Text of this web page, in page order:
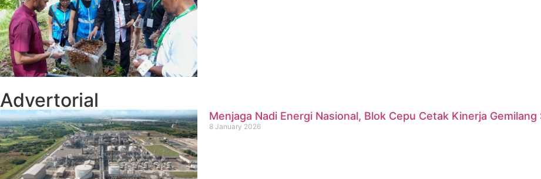
Advertorial
Menjaga Nadi Energi Nasional, Blok Cepu Cetak Kinerja
8 January 2026